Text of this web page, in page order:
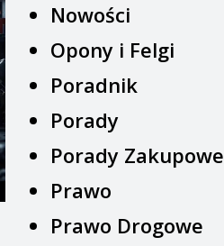
Nowości
Opony i Felgi
Poradnik
Porady
Porady Zakupowe
Prawo
Prawo Drogowe